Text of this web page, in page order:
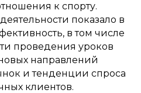
к спорту.
показало в
в том числе
проведения уроков
направлений
и тенденции спроса
клиентов.